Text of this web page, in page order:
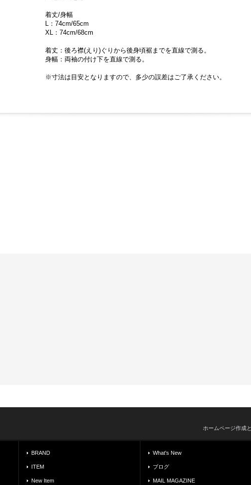
着丈/身幅
L：74cm/65cm
XL：74cm/68cm
着丈：後ろ襟(えり)ぐりから後身頃裾までを直線で測る。
身幅：両袖の付け下を直線で測る。
※寸法は目安となりますので、多少の誤差はご了承ください。
ホームページ作成
BRAND
ITEM
New Item
What's New
ブログ
MAIL MAGAZINE